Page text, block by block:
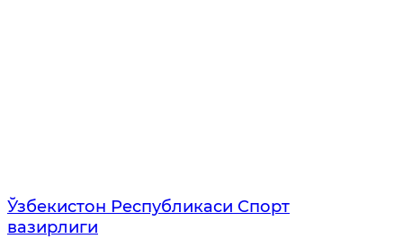
Ўзбекистон Республикаси Спорт
вазирлиги